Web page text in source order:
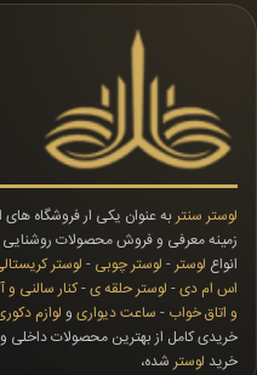
لوستر سنتر به عنوان یکی ار فروشگاه
زمینه معرفی و فروش محصولات
انواع لوستر - لوستر چوبی - لوستر
اس ام دی- لوستر حلقه ی-کنار سالنی و
و اتاق خواب - ساعت دیواری و لوازم
خریدی کامل از بهترین محصولات داخلی
خرید لوستر شده،